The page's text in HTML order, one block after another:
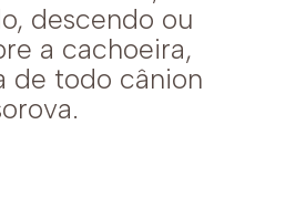
descendo ou
a cachoeira,
de todo cânion